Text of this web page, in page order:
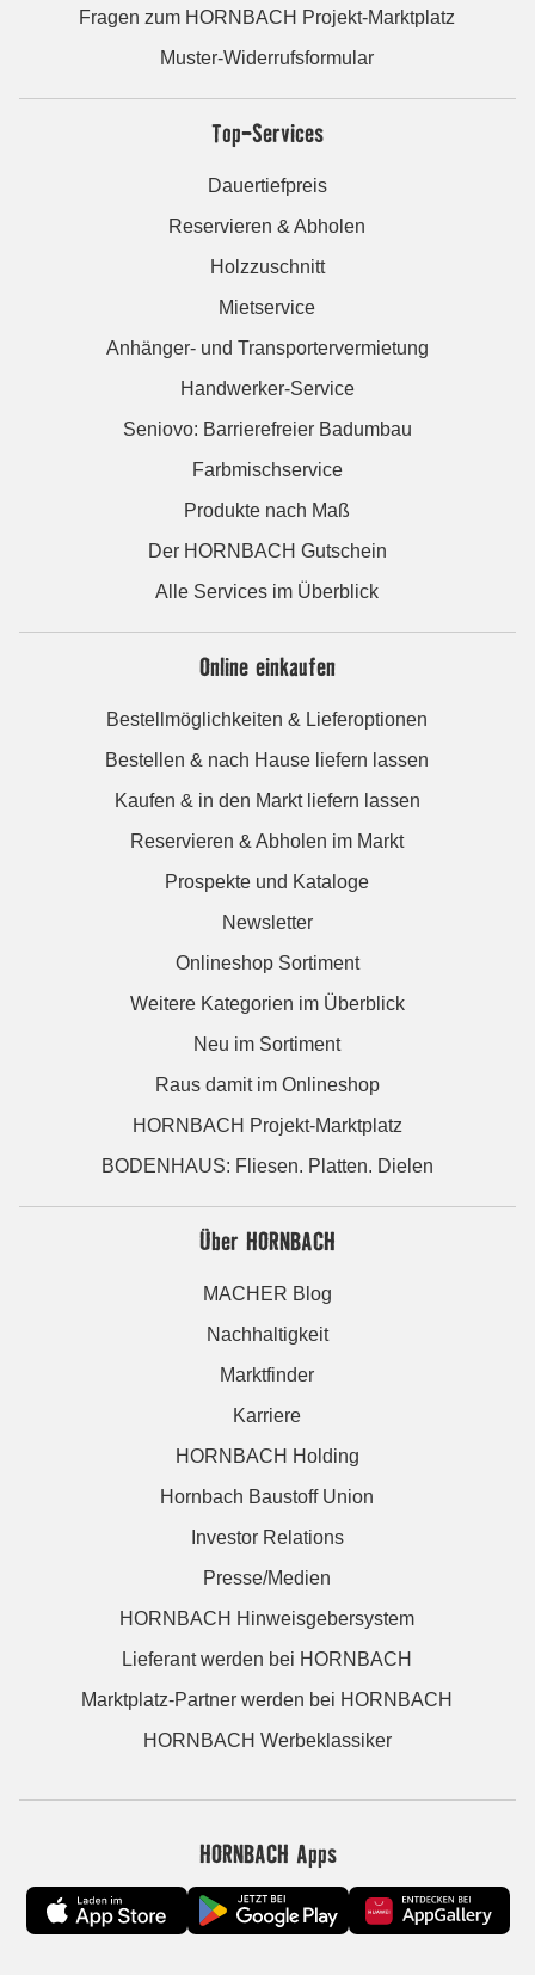
Fragen zum HORNBACH Projekt-Marktplatz
Muster-Widerrufsformular
Top-Services
Dauertiefpreis
Reservieren & Abholen
Holzzuschnitt
Mietservice
Anhänger- und Transportervermietung
Handwerker-Service
Seniovo: Barrierefreier Badumbau
Farbmischservice
Produkte nach Maß
Der HORNBACH Gutschein
Alle Services im Überblick
Online einkaufen
Bestellmöglichkeiten & Lieferoptionen
Bestellen & nach Hause liefern lassen
Kaufen & in den Markt liefern lassen
Reservieren & Abholen im Markt
Prospekte und Kataloge
Newsletter
Onlineshop Sortiment
Weitere Kategorien im Überblick
Neu im Sortiment
Raus damit im Onlineshop
HORNBACH Projekt-Marktplatz
BODENHAUS: Fliesen. Platten. Dielen
Über HORNBACH
MACHER Blog
Nachhaltigkeit
Marktfinder
Karriere
HORNBACH Holding
Hornbach Baustoff Union
Investor Relations
Presse/Medien
HORNBACH Hinweisgebersystem
Lieferant werden bei HORNBACH
Marktplatz-Partner werden bei HORNBACH
HORNBACH Werbeklassiker
HORNBACH Apps